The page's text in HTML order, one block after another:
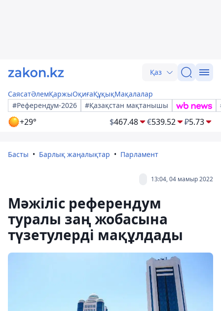
Қаз
СаясатӘлемҚаржыОқиғаҚұқықМақалалар
#Референдум-2026
#Қазақстан мақтанышы
+29° $467.48 €539.52 ₽5.73
Басты Барлық жаңалықтар Парламент
13:04, 04 мамыр 2022
Мәжіліс референдум
туралы заң жобасына
түзетулерді мақұлдады